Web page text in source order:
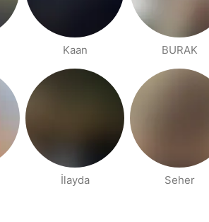
Kaan BURAK
İlayda Seher